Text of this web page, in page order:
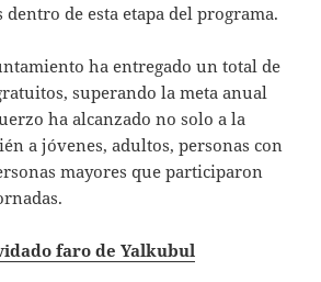
de esta etapa del programa.
ha entregado un total de
superando la meta anual
ha alcanzado no solo a la
a jóvenes, adultos, personas con
mayores que participaron
faro de Yalkubul